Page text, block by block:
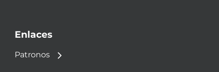
Enlaces
Patronos